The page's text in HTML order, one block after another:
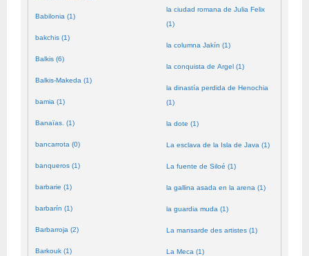
Babilonia (1)
bakchis (1)
Balkis (6)
Balkis-Makeda (1)
bamia (1)
Banaïas. (1)
bancarrota (0)
banqueros (1)
barbarie (1)
barbarín (1)
Barbarroja (2)
Barkouk (1)
la ciudad romana de Julia Felix
(1)
la columna Jakín (1)
la conquista de Argel (1)
la dinastía perdida de Henochia
(1)
la dote (1)
La esclava de la Isla de Java (1)
La fuente de Siloé (1)
la gallina asada en la arena (1)
la guardia muda (1)
La mansarde des artistes (1)
La Meca (1)